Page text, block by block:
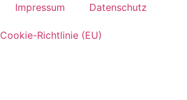
Impressum Datenschutz
Cookie-Richtlinie (EU)